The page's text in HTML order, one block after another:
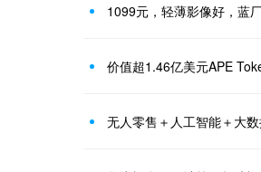
1099元，轻薄影像好，蓝
价值超1.46亿美元APE
无人零售＋人工智能＋大